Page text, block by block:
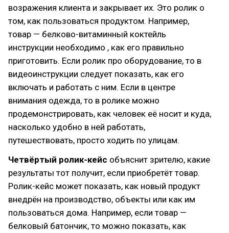
возражения клиента и закрывает их. Это ролик о
том, как пользоваться продуктом. Например,
товар — белково-витаминный коктейль
инструкции необходимо , как его правильно
приготовить. Если ролик про оборудование, то в
видеоинструкции следует показать, как его
включать и работать с ним. Если в центре
внимания одежда, то в ролике можно
продемонстрировать, как человек её носит и куда,
насколько удобно в ней работать,
путешествовать, просто ходить по улицам.
Четвёртый ролик-кейс объяснит зрителю, какие
результаты тот получит, если приобретёт товар.
Ролик-кейс может показать, как новый продукт
внедрён на производство, объекты или как им
пользоваться дома. Например, если товар —
белковый батончик, то можно показать, как